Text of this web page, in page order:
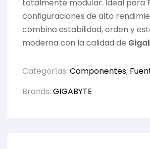
totalmente modular. Ideal para
configuraciones de alto
combina estabilidad, orden y
moderna con la calidad de
Categorías: Componentes,
Brands: GIGABYTE